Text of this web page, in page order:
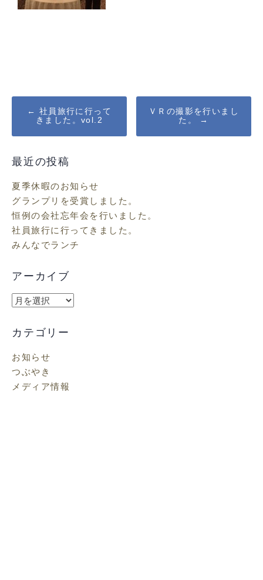
Post
navigation
← 社員旅行に行って
きました。vol.2
ＶＲの撮影を行いまし
た。 →
最近の投稿
夏季休暇のお知らせ
グランプリを受賞しました。
恒例の会社忘年会を行いました。
社員旅行に行ってきました。
みんなでランチ
アーカイブ
ア
カ
ブ
カテゴリー
お知らせ
つぶやき
メディア情報